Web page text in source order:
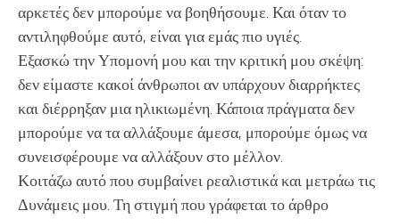
αρκετές δεν μπορούμε να βοηθήσουμε. Και όταν το
αντιληφθούμε αυτό, είναι για εμάς πιο υγιές.
Εξασκώ την Υπομονή μου και την κριτική μου σκέψη:
δεν είμαστε κακοί άνθρωποι αν υπάρχουν διαρρήκτες
και διέρρηξαν μια ηλικιωμένη. Κάποια πράγματα δεν
μπορούμε να τα αλλάξουμε άμεσα, μπορούμε όμως να
συνεισφέρουμε να αλλάξουν στο μέλλον.
Κοιτάζω αυτό που συμβαίνει ρεαλιστικά και μετράω τις
Δυνάμεις μου. Τη στιγμή που γράφεται το άρθρο